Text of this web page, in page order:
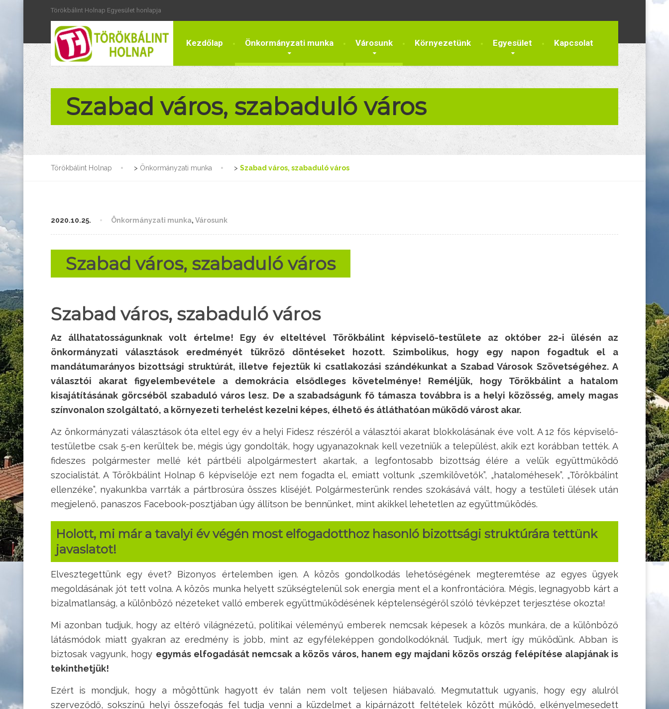
Törökbálint Holnap Egyesület honlapja
Kezdőlap Önkormányzati munka Városunk Környezetünk Egyesület Kapcsolat
Szabad város, szabaduló város
Törökbálint Holnap > Önkormányzati munka > Szabad város, szabaduló város
2020.10.25. Önkormányzati munka, Városunk
Szabad város, szabaduló város
Szabad város, szabaduló város
Az állhatatosságunknak volt értelme! Egy év elteltével Törökbálint képviselő-testülete az október 22-i ülésén az
önkormányzati választások eredményét tükröző döntéseket hozott. Szimbolikus, hogy egy napon fogadtuk el a
mandátumarányos bizottsági struktúrát, illetve fejeztük ki csatlakozási szándékunkat a Szabad Városok Szövetségéhez. A
választói akarat figyelembevétele a demokrácia elsődleges követelménye! Reméljük, hogy Törökbálint a hatalom
kisajátításának görcséből szabaduló város lesz. De a szabadságunk fő támasza továbbra is a helyi közösség, amely magas
színvonalon szolgáltató, a környezeti terhelést kezelni képes, élhető és átláthatóan működő várost akar.
Az önkormányzati választások óta eltel egy év a helyi Fidesz részéről a választói akarat blokkolásának éve volt. A 12 fős képviselő-
testületbe csak 5-en kerültek be, mégis úgy gondolták, hogy ugyanazoknak kell vezetniük a települést, akik ezt korábban tették. A
fideszes polgármester mellé két pártbéli alpolgármestert akartak, a legfontosabb bizottság élére a velük együttműködő
szocialistát. A Törökbálint Holnap 6 képviselője ezt nem fogadta el, emiatt voltunk „szemkilövetők”, „hataloméhesek”, „Törökbálint
ellenzéke”, nyakunkba varrták a pártbrosúra összes kliséjét. Polgármesterünk rendes szokásává vált, hogy a testületi ülések után
megjelenő, panaszos Facebook-posztjában úgy állítson be bennünket, mint akikkel lehetetlen az együttműködés.
Holott, mi már a tavalyi év végén most elfogadotthoz hasonló bizottsági struktúrára tettünk
javaslatot!
Elvesztegettünk egy évet? Bizonyos értelemben igen. A közös gondolkodás lehetőségének megteremtése az egyes ügyek
megoldásának jót tett volna. A közös munka helyett szükségtelenül sok energia ment el a konfrontációra. Mégis, legnagyobb kárt a
bizalmatlanság, a különböző nézeteket valló emberek együttműködésének képtelenségéről szóló tévképzet terjesztése okozta!
Mi azonban tudjuk, hogy az eltérő világnézetű, politikai véleményű emberek nemcsak képesek a közös munkára, de a különböző
látásmódok miatt gyakran az eredmény is jobb, mint az egyféleképpen gondolkodóknál. Tudjuk, mert így működünk. Abban is
biztosak vagyunk, hogy egymás elfogadását nemcsak a közös város, hanem egy majdani közös ország felépítése alapjának is
tekinthetjük!
Ezért is mondjuk, hogy a mögöttünk hagyott év talán nem volt teljesen hiábavaló. Megmutattuk ugyanis, hogy egy alulról
szerveződő, sokszínű helyi összefogás fel tudja venni a küzdelmet a kipárnázott feltételek között működő, elkényelmesedett